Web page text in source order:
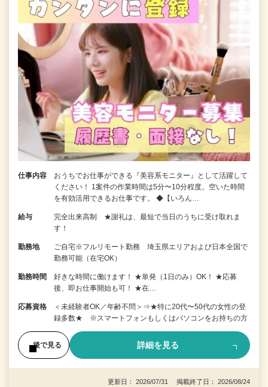
仕事内容
おうちでお仕事ができる『美容系モニター』として活躍して
ください！ 1案件の作業時間は5分〜10分程度。空いた時間
を有効活用できるお仕事です。 ◆【いろん…
給与
完全出来高制 ★謝礼は、最短で当日のうちに受け取れま
す！
勤務地
ご自宅※フルリモート勤務 埼玉県エリアおよび日本全国で
勤務可能（在宅OK）
勤務時間
好きな時間に働けます！ ★単発（1日のみ）OK！ ★応募
後、即お仕事開始も可！ ★在…
応募資格
＜未経験者OK／年齢不問＞⇒★特に20代〜50代の女性の登
録多数★ ※スマートフォンもしくはパソコンをお持ちの方
後で見る 詳細を見る
更新日： 2026/07/31 掲載終了日： 2026/08/24